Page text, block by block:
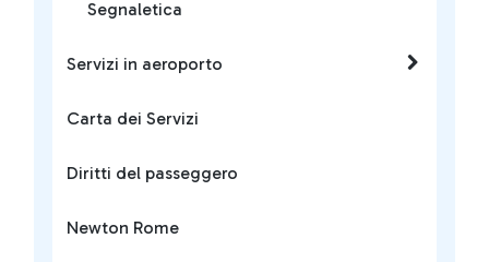
Segnaletica
Servizi in aeroporto
Carta dei Servizi
Diritti del passeggero
Newton Rome